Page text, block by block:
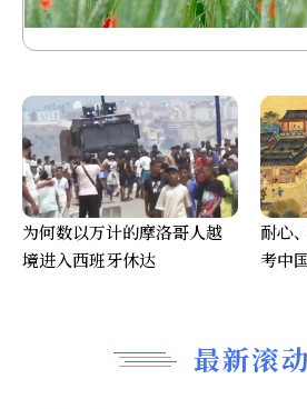
最新滚动
为何数以万计的摩洛哥人越
境进入西班牙休达
耐心
考中